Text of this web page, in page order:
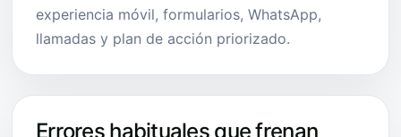
experiencia móvil, formularios, WhatsApp,
llamadas y plan de acción priorizado.
Errores habituales que frenan